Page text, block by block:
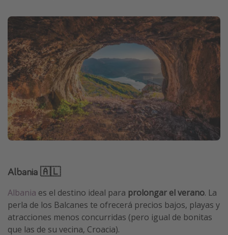
Albania 🇦🇱
Albania es el destino ideal para prolongar el verano. La
perla de los Balcanes te ofrecerá precios bajos, playas y
atracciones menos concurridas (pero igual de bonitas
que las de su vecina, Croacia).